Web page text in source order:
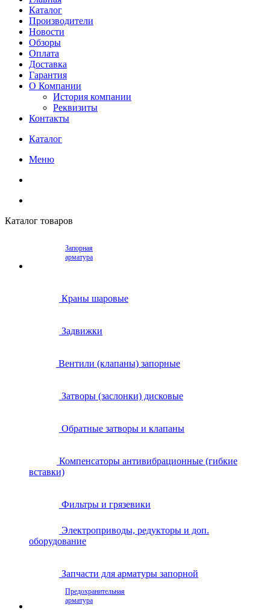
Каталог
Производители
Новости
Обзоры
Оплата
Доставка
Гарантия
О Компании
История компании
Реквизиты
Контакты
Каталог
Меню
Каталог товаров
Запорная
арматура
Краны шаровые
Задвижки
Вентили (клапаны) запорные
Затворы (заслонки) дисковые
Обратные затворы и клапаны
Компенсаторы антивибрационные (гибкие
вставки)
Фильтры и грязевики
Электроприводы, редукторы и доп.
оборудование
Запчасти для арматуры запорной
Предохранительная
арматура